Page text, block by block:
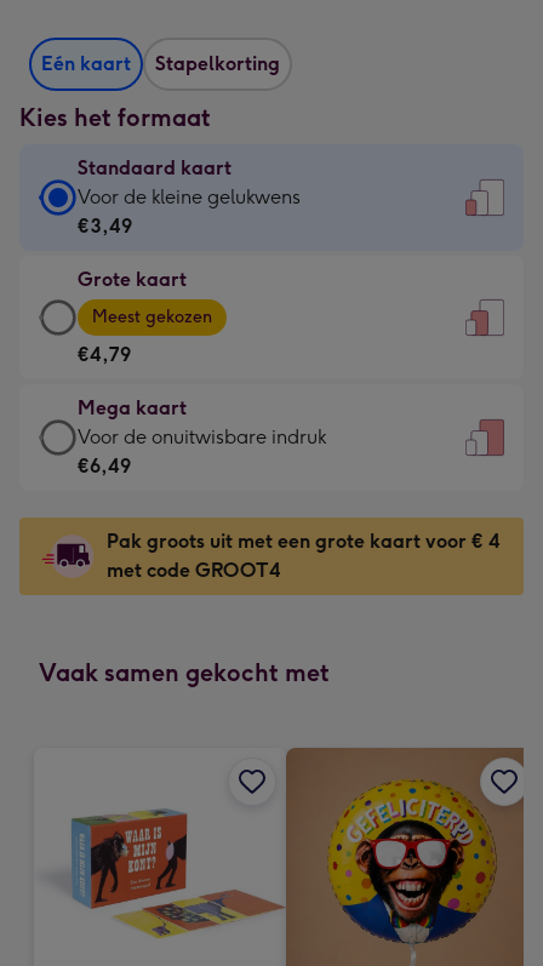
Eén kaart Stapelkorting
Kies het formaat
Standaard kaart
Standaard
kaart
€3,49
-
Voor
kleine
gelukwens
-
120
x
160
mm
Voor de kleine gelukwens
€3,49
Grote kaart
Grote
kaart
-
€4,79
-
Meest
gekozen
Dimensions:
167
x
Meest gekozen
€4,79
Mega kaart
Mega
kaart
€6,49
-
Voor
indruk
333
mm
Voor de onuitwisbare indruk
€6,49
Pak groots uit met een grote kaart voor € 4
met code GROOT4
Vaak samen gekocht met